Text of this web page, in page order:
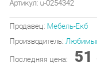
Производитель:Любимый
Последняя цена: 51
-